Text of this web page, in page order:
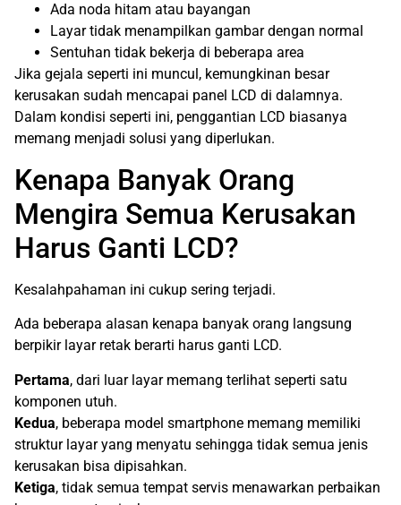
Ada noda hitam atau bayangan
Layar tidak menampilkan gambar dengan normal
Sentuhan tidak bekerja di beberapa area
Jika gejala seperti ini muncul, kemungkinan besar
kerusakan sudah mencapai panel LCD di dalamnya.
Dalam kondisi seperti ini, penggantian LCD biasanya
memang menjadi solusi yang diperlukan.
Kenapa Banyak Orang
Mengira Semua Kerusakan
Harus Ganti LCD?
Kesalahpahaman ini cukup sering terjadi.
Ada beberapa alasan kenapa banyak orang langsung
berpikir layar retak berarti harus ganti LCD.
Pertama, dari luar layar memang terlihat seperti satu
komponen utuh.
Kedua, beberapa model smartphone memang memiliki
struktur layar yang menyatu sehingga tidak semua jenis
kerusakan bisa dipisahkan.
Ketiga, tidak semua tempat servis menawarkan perbaikan